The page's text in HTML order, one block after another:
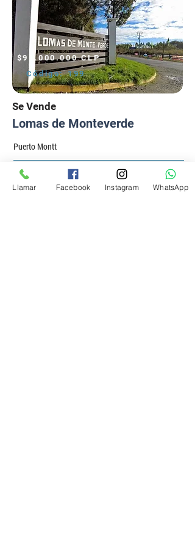
$91.000.000 CLP
199
Código:
Se Vende
Lomas de Monteverde
Puerto Montt
Ver Detalles
Llamar Facebook Instagram WhatsApp